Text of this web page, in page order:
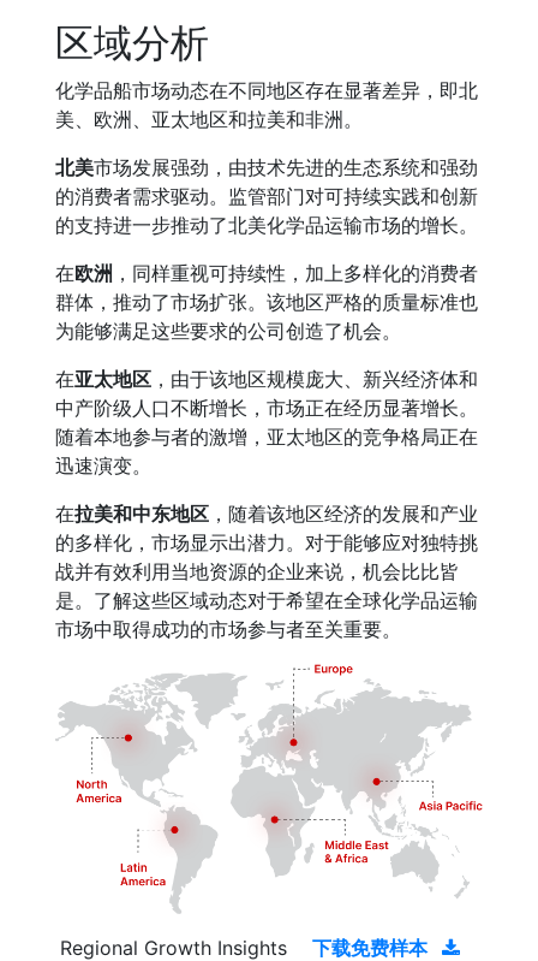
区域分析
化学品船市场动态在不同地区存在显著差异，即北
美、欧洲、亚太地区和拉美和非洲。
北美市场发展强劲，由技术先进的生态系统和强劲
的消费者需求驱动。监管部门对可持续实践和创新
的支持进一步推动了北美化学品运输市场的增长。
在欧洲 ，同样重视可持续性，加上多样化的消费者
群体，推动了市场扩张。该地区严格的质量标准也
为能够满足这些要求的公司创造了机会。
在亚太地区 ，由于该地区规模庞大、新兴经济体和
中产阶级人口不断增长，市场正在经历显著增长。
随着本地参与者的激增，亚太地区的竞争格局正在
迅速演变。
在拉美和中东地区 ，随着该地区经济的发展和产业
的多样化，市场显示出潜力。对于能够应对独特挑
战并有效利用当地资源的企业来说，机会比比皆
是。了解这些区域动态对于希望在全球化学品运输
市场中取得成功的市场参与者至关重要。
Regional Growth Insights 下载免费样本